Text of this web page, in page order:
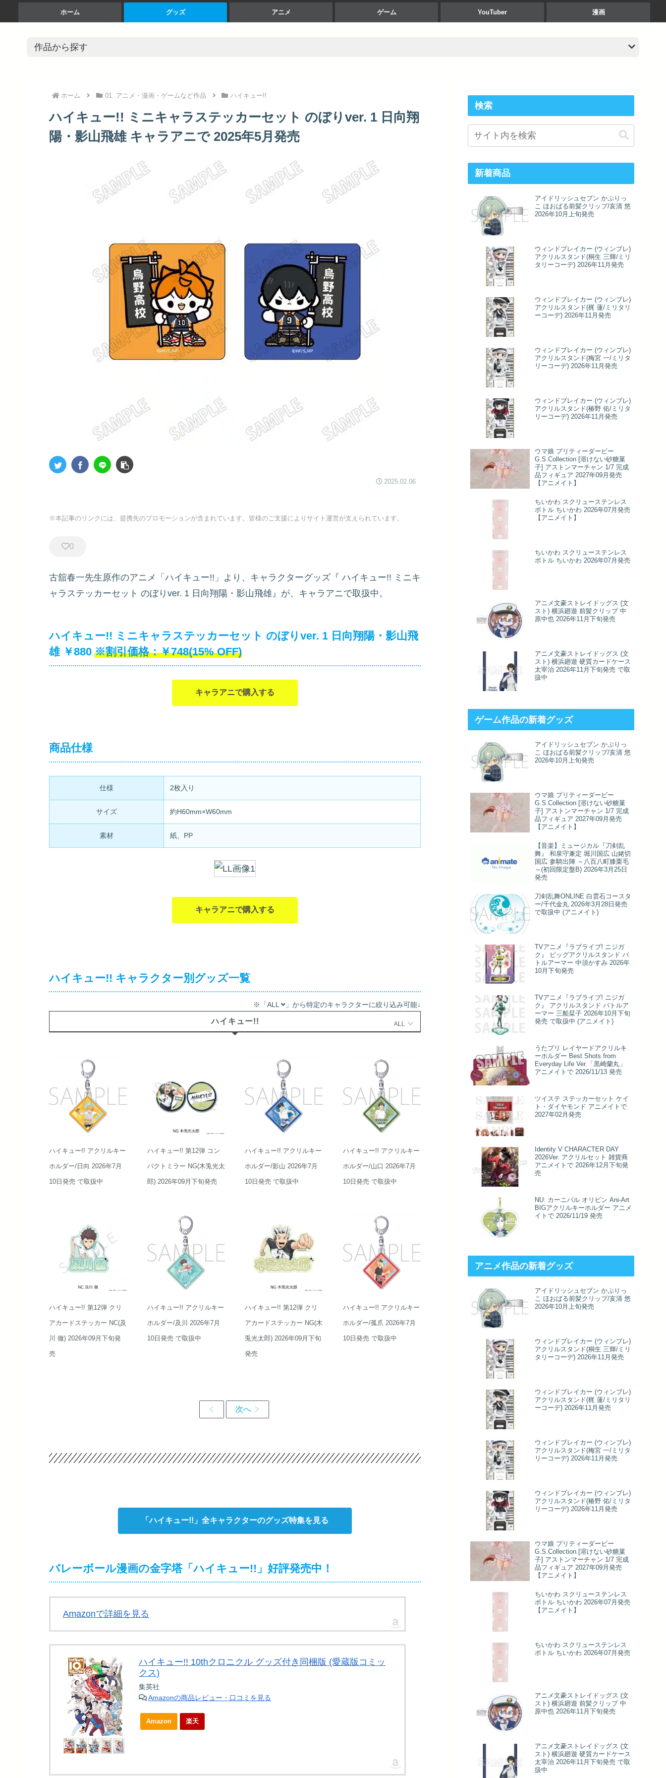
ホーム グッズ アニメ ゲーム YouTuber 漫画
ホーム 01. アニメ・漫画・ゲームなど作品 ハイキュー!!
ハイキュー!! ミニキャラステッカーセット のぼりver. 1 日向翔
陽・影山飛雄 キャラアニで 2025年5月発売
2025.02.06
※本記事のリンクには、提携先のプロモーションが含まれています。皆様のご支援によりサイト運営が支えられています。
0
古舘春一先生原作のアニメ「ハイキュー!!」より、キャラクターグッズ『 ハイキュー!! ミニキ
ャラステッカーセット のぼりver. 1 日向翔陽・影山飛雄』が、キャラアニで取扱中。
ハイキュー!! ミニキャラステッカーセット のぼりver. 1 日向翔陽・影山飛
雄 ￥880
￥748(15% OFF)
キャラアニで購入する
商品仕様
仕様 2枚入り
サイズ 約H60mm×W60mm
素材 紙、PP
キャラアニで購入する
ハイキュー!! キャラクター別グッズ一覧
※「ALL 」から特定のキャラクターに絞り込み可能↓
ハイキュー!! ALL
ハイキュー!! アクリルキー
ホルダー/日向 2026年7月
10日発売 で取扱中
ハイキュー!! 第12弾 コン
パクトミラー NG(木兎光太
郎) 2026年09月下旬発売
ハイキュー!! アクリルキー
ホルダー/影山 2026年7月
10日発売 で取扱中
ハイキュー!! アクリルキー
ホルダー/山口 2026年7月
10日発売 で取扱中
ハイキュー!! 第12弾 クリ
アカードステッカー NC(及
川 徹) 2026年09月下旬発
売
ハイキュー!! アクリルキー
ホルダー/及川 2026年7月
10日発売 で取扱中
ハイキュー!! 第12弾 クリ
アカードステッカー NG(木
兎光太郎) 2026年09月下旬
発売
ハイキュー!! アクリルキー
ホルダー/孤爪 2026年7月
10日発売 で取扱中
「ハイキュー!!」全キャラクターのグッズ特集を見る
バレーボール漫画の金字塔「ハイキュー!!」好評発売中！
Amazonで詳細を見る
ハイキュー!! 10thクロニクル グッズ付き同梱版 (愛蔵版コミッ
クス)
集英社
Amazonの商品レビュー・口コミを見る
Amazon 楽天
検索
新着商品
アイドリッシュセブン かぷりっ
こ ほおばる前髪クリップ/亥清 悠
2026年10月上旬発売
ウィンドブレイカー (ウィンブレ)
アクリルスタンド(桐生 三輝/ミリ
タリーコーデ) 2026年11月発売
ウィンドブレイカー (ウィンブレ)
アクリルスタンド(梶 蓮/ミリタリ
ーコーデ) 2026年11月発売
ウィンドブレイカー (ウィンブレ)
アクリルスタンド(梅宮 一/ミリタ
リーコーデ) 2026年11月発売
ウィンドブレイカー (ウィンブレ)
アクリルスタンド(椿野 佑/ミリタ
リーコーデ) 2026年11月発売
ウマ娘 プリティーダービー
G.S.Collection [溶けない砂糖菓
子] アストンマーチャン 1/7 完成
品フィギュア 2027年09月発売
【アニメイト】
ちいかわ スクリューステンレス
ボトル ちいかわ 2026年07月発売
【アニメイト】
ちいかわ スクリューステンレス
ボトル ちいかわ 2026年07月発売
アニメ文豪ストレイドッグス (文
スト) 横浜廻遊 前髪クリップ 中
原中也 2026年11月下旬発売
アニメ文豪ストレイドッグス (文
スト) 横浜廻遊 硬質カードケース
太宰治 2026年11月下旬発売 で取
扱中
ゲーム作品の新着グッズ
アイドリッシュセブン かぷりっ
こ ほおばる前髪クリップ/亥清 悠
2026年10月上旬発売
ウマ娘 プリティーダービー
G.S.Collection [溶けない砂糖菓
子] アストンマーチャン 1/7 完成
品フィギュア 2027年09月発売
【アニメイト】
【音楽】ミュージカル『刀剣乱
舞』 和泉守兼定 堀川国広 山姥切
国広 参騎出陣 ～八百八町膝栗毛
～(初回限定盤B) 2026年3月25日
発売
刀剣乱舞ONLINE 白雲石コースタ
ー/千代金丸 2026年3月28日発売
で取扱中 (アニメイト)
TVアニメ『ラブライブ! ニジガ
ク』 ビッグアクリルスタンド バ
トルアーマー 中須かすみ 2026年
10月下旬発売
TVアニメ『ラブライブ! ニジガ
ク』 アクリルスタンド バトルア
ーマー 三船栞子 2026年10月下旬
発売 で取扱中 (アニメイト)
うたプリ レイヤードアクリルキ
ーホルダー Best Shots from
Everyday Life Ver.「黒崎蘭丸」
アニメイトで 2026/11/13 発売
ツイステ ステッカーセット ケイ
ト・ダイヤモンド アニメイトで
2027年02月発売
Identity V CHARACTER DAY
2026Ver. アクリルセット 雑貨商
アニメイトで 2026年12月下旬発
売
NU: カーニバル オリビン Ani-Art
BIGアクリルキーホルダー アニメ
イトで 2026/11/19 発売
アニメ作品の新着グッズ
アイドリッシュセブン かぷりっ
こ ほおばる前髪クリップ/亥清 悠
2026年10月上旬発売
ウィンドブレイカー (ウィンブレ)
アクリルスタンド(桐生 三輝/ミリ
タリーコーデ) 2026年11月発売
ウィンドブレイカー (ウィンブレ)
アクリルスタンド(梶 蓮/ミリタリ
ーコーデ) 2026年11月発売
ウィンドブレイカー (ウィンブレ)
アクリルスタンド(梅宮 一/ミリタ
リーコーデ) 2026年11月発売
ウィンドブレイカー (ウィンブレ)
アクリルスタンド(椿野 佑/ミリタ
リーコーデ) 2026年11月発売
ウマ娘 プリティーダービー
G.S.Collection [溶けない砂糖菓
子] アストンマーチャン 1/7 完成
品フィギュア 2027年09月発売
【アニメイト】
ちいかわ スクリューステンレス
ボトル ちいかわ 2026年07月発売
【アニメイト】
ちいかわ スクリューステンレス
ボトル ちいかわ 2026年07月発売
アニメ文豪ストレイドッグス (文
スト) 横浜廻遊 前髪クリップ 中
原中也 2026年11月下旬発売
アニメ文豪ストレイドッグス (文
スト) 横浜廻遊 硬質カードケース
太宰治 2026年11月下旬発売 で取
扱中